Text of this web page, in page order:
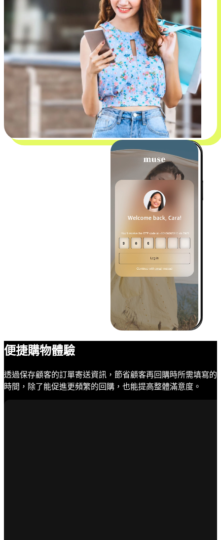
便捷購物體驗
透過保存顧客的訂單寄送資訊，節省顧客再回購時所需填寫的
時間，除了能促進更頻繁的回購，也能提高整體滿意度。